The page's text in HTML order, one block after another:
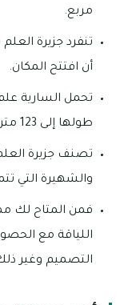
مربع.
تنفرد جزيرة
أن افتتح المكان.
تحمل السارية
طولها إلى 123 متر.
تصنف جزيرة
والشهيرة التي
فمن المتاح لك
اللياقة مع
التصميم وغير